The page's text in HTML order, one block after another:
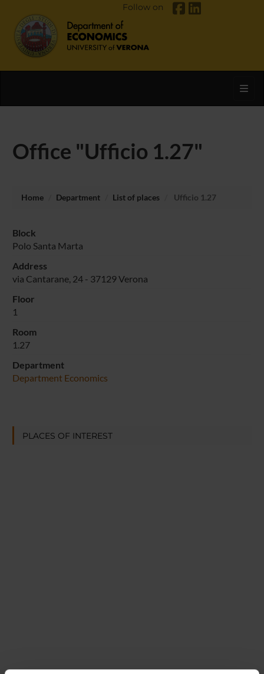
Follow on
Office "Ufficio 1.27"
Home Department List of places Ufficio 1.27
Block
Polo Santa Marta
Address
via Cantarane, 24 - 37129 Verona
Floor
1
Room
1.27
Department
Department Economics
PLACES OF INTEREST